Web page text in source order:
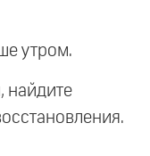
утром.
найдите